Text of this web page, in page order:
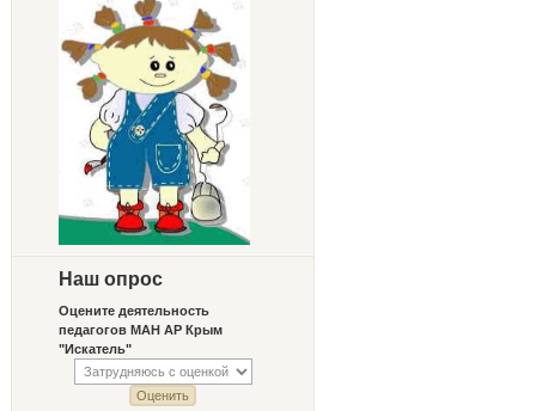
Наш опрос
Оцените деятельность
педагогов МАН АР Крым
"Искатель"